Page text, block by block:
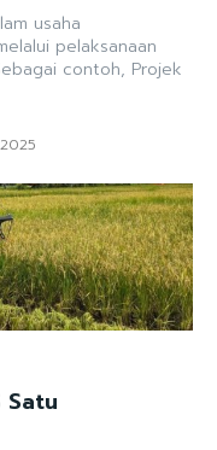
usaha
pelaksanaan
contoh, Projek
Satu